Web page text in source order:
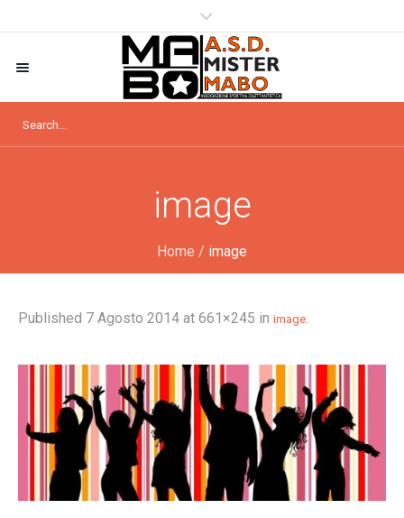
image
Home / image
Published 7 Agosto 2014 at 661×245 in image.